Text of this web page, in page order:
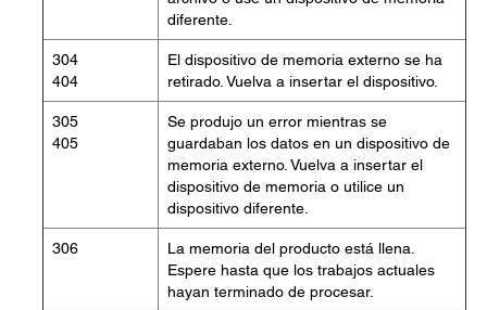
diferente.
304
404
El dispositivo de memoria externo se ha
retirado. Vuelva a insertar el dispositivo.
305
405
Se produjo un error mientras se
guardaban los datos en un dispositivo de
memoria externo. Vuelva a insertar el
dispositivo de memoria o utilice un
dispositivo diferente.
306
La memoria del producto está llena.
Espere hasta que los trabajos actuales
hayan terminado de procesar.